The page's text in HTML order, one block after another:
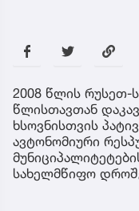
2008 წლის რუსეთ-
წლისთავთან
ხსოვნისთვის
ავტონომიური
სახელმწიფო